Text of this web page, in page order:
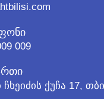
009
ჩხეიძის ქუჩა 17,